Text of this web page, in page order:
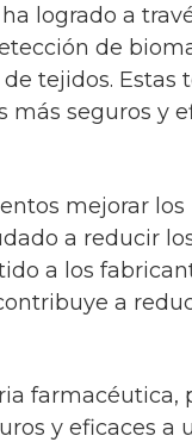
logrado a
de
tejidos. Estas
seguros y
mejorar los
a reducir
a los
a
farmacéutica,
y eficaces a